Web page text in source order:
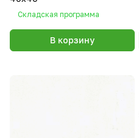
Складская программа
В корзину